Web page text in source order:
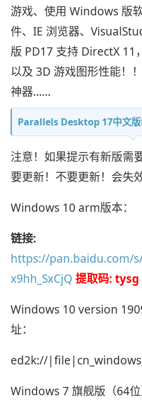
游戏、使用 Windows 版
件、IE 浏览器、
版 PD17 支持 DirectX 11
以及 3D 游戏图形性能！
神器……
Parallels Desktop 17中文
注意！如果提示有新版需
要更新！不要更新！会失
Windows 10 arm版本：
链接:
https://pan.baidu.com/
x9hh_SxCjQ 提取码: tysg
Windows 10 version
址：
ed2k://
Windows 7 旗舰版（64